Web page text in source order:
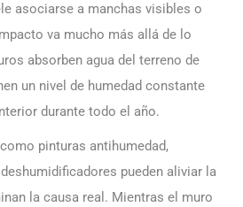
asociarse a manchas visibles o
va mucho más allá de lo
absorben agua del terreno de
un nivel de humedad constante
durante todo el año.
pinturas antihumedad,
pueden aliviar la
la causa real. Mientras el muro